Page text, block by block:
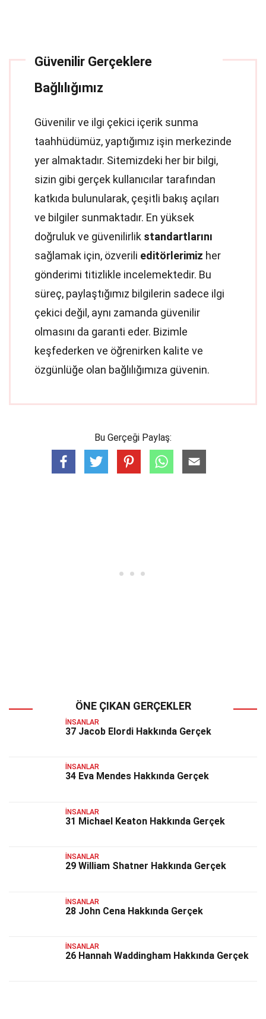
Güvenilir Gerçeklere
Bağlılığımız
Güvenilir ve ilgi çekici içerik sunma
taahhüdümüz, yaptığımız işin merkezinde
yer almaktadır. Sitemizdeki her bir bilgi,
sizin gibi gerçek kullanıcılar tarafından
katkıda bulunularak, çeşitli bakış açıları
ve bilgiler sunmaktadır. En yüksek
doğruluk ve güvenilirlik standartlarını
sağlamak için, özverili editörlerimiz her
gönderimi titizlikle incelemektedir. Bu
süreç, paylaştığımız bilgilerin sadece ilgi
çekici değil, aynı zamanda güvenilir
olmasını da garanti eder. Bizimle
keşfederken ve öğrenirken kalite ve
özgünlüğe olan bağlılığımıza güvenin.
Bu Gerçeği Paylaş:
ÖNE ÇIKAN GERÇEKLER
İNSANLAR
37 Jacob Elordi Hakkında Gerçek
İNSANLAR
34 Eva Mendes Hakkında Gerçek
İNSANLAR
31 Michael Keaton Hakkında Gerçek
İNSANLAR
29 William Shatner Hakkında Gerçek
İNSANLAR
28 John Cena Hakkında Gerçek
İNSANLAR
26 Hannah Waddingham Hakkında Gerçek